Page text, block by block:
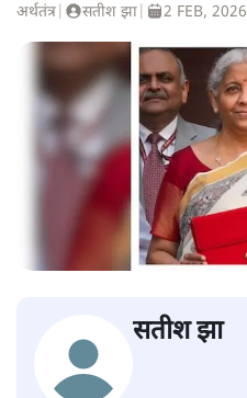
अर्थतंत्र सतीश झा 2 FEB, 2026
सतीश झा